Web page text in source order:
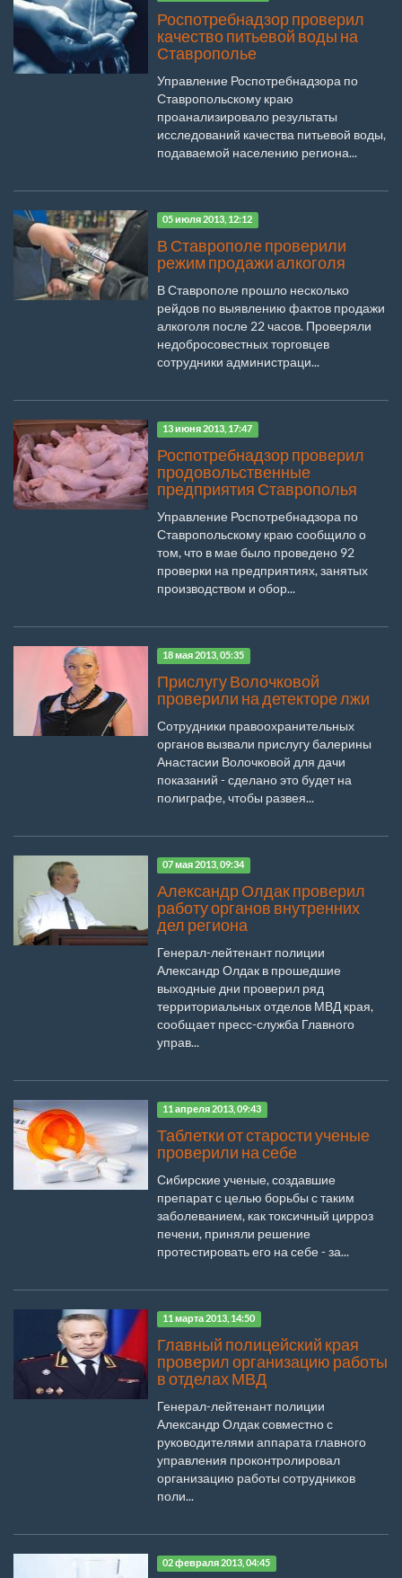
Роспотребнадзор проверил
качество питьевой воды на
Ставрополье
Управление Роспотребнадзора по
Ставропольскому краю
проанализировало результаты
исследований качества питьевой воды,
подаваемой населению региона...
05 июля 2013, 12:12
В Ставрополе проверили
режим продажи алкоголя
В Ставрополе прошло несколько
рейдов по выявлению фактов продажи
алкоголя после 22 часов. Проверяли
недобросовестных торговцев
сотрудники администраци...
13 июня 2013, 17:47
Роспотребнадзор проверил
продовольственные
предприятия Ставрополья
Управление Роспотребнадзора по
Ставропольскому краю сообщило о
том, что в мае было проведено 92
проверки на предприятиях, занятых
производством и обор...
18 мая 2013, 05:35
Прислугу Волочковой
проверили на детекторе лжи
Сотрудники правоохранительных
органов вызвали прислугу балерины
Анастасии Волочковой для дачи
показаний - сделано это будет на
полиграфе, чтобы развея...
07 мая 2013, 09:34
Александр Олдак проверил
работу органов внутренних
дел региона
Генерал-лейтенант полиции
Александр Олдак в прошедшие
выходные дни проверил ряд
территориальных отделов МВД края,
сообщает пресс-служба Главного
управ...
11 апреля 2013, 09:43
Таблетки от старости ученые
проверили на себе
Сибирские ученые, создавшие
препарат с целью борьбы с таким
заболеванием, как токсичный цирроз
печени, приняли решение
протестировать его на себе - за...
11 марта 2013, 14:50
Главный полицейский края
проверил организацию работы
в отделах МВД
Генерал-лейтенант полиции
Александр Олдак совместно с
руководителями аппарата главного
управления проконтролировал
организацию работы сотрудников
поли...
02 февраля 2013, 04:45